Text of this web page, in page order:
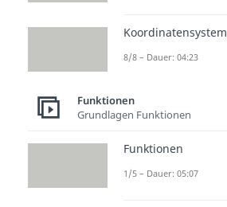
Koordinatensystem
8/8 – Dauer: 04:23
Funktionen
Grundlagen Funktionen
Funktionen
1/5 – Dauer: 05:07